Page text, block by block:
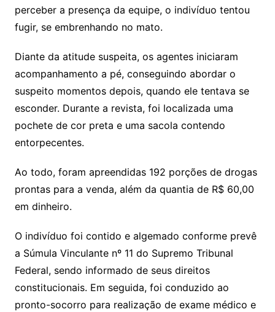
perceber a presença da equipe, o indivíduo tentou
fugir, se embrenhando no mato.
Diante da atitude suspeita, os agentes iniciaram
acompanhamento a pé, conseguindo abordar o
suspeito momentos depois, quando ele tentava se
esconder. Durante a revista, foi localizada uma
pochete de cor preta e uma sacola contendo
entorpecentes.
Ao todo, foram apreendidas 192 porções de drogas
prontas para a venda, além da quantia de R$ 60,00
em dinheiro.
O indivíduo foi contido e algemado conforme prevê
a Súmula Vinculante nº 11 do Supremo Tribunal
Federal, sendo informado de seus direitos
constitucionais. Em seguida, foi conduzido ao
pronto-socorro para realização de exame médico e